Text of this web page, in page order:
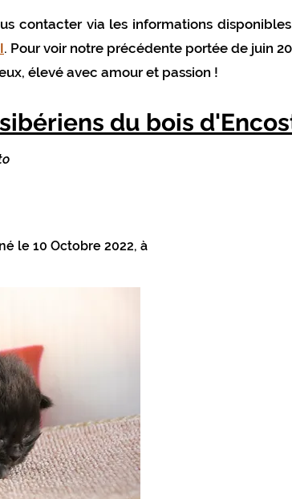
contacter via les informations
. Pour voir notre précédente portée de juin
élevé avec amour et passion !
du bois
le 10 Octobre 2022, à